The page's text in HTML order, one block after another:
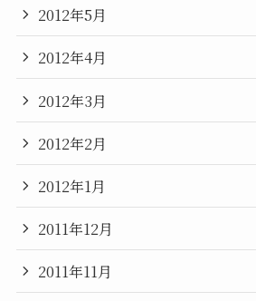
2012年5月
2012年4月
2012年3月
2012年2月
2012年1月
2011年12月
2011年11月